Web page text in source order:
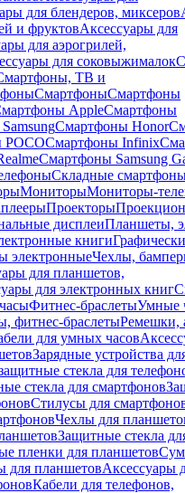
для блендеров, миксеров
и фруктовАксессуары для
для аэрогрилей,
для соковыжималок
ТВ и
СмартфоныСмартфоны
AppleСмартфоны
Смартфоны Honor
Смартфоны Infinix
Смартфоны Samsung
Складные
МониторыМониторы-
Проекторы
дисплеиПланшеты,
книги
электронныеЧехлы,
для планшетов,
для электронных книг
Фитнес-браслетыУмные
фитнес-браслетыРемешки,
для умных часов
Зарядные устройства
стекла для
стекла для смартфонов
Стилусы для
Чехлы для
Защитные стекла
пленки для планшетов
для планшетовАксессуары
Кабели для телефонов,